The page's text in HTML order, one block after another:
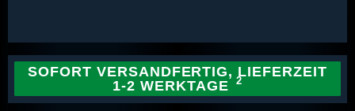
SOFORT VERSANDFERTIG, LIEFERZEIT
1-2 WERKTAGE